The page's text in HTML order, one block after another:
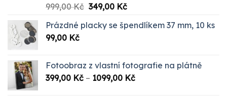
999,00Kč Původní
byla:
349,00 KčAktuální
je:
Prázdné placky se špendlíkem 37 mm, 10 ks
99,00 Kč
Fotoobraz z vlastní fotografie na plátně
399,00 Kč – 1099,00 KčRozpětí